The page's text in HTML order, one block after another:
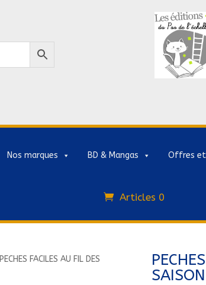
Nos marques BD & Mangas Offres
Articles 0
PECHES FACILES AU FIL DES